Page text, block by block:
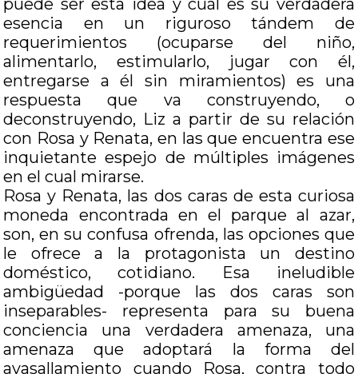
puede ser esta idea y cuál es su verdadera
esencia en un riguroso tándem de
requerimientos (ocuparse del niño,
alimentarlo, estimularlo, jugar con él,
entregarse a él sin miramientos) es una
respuesta que va construyendo, o
deconstruyendo, Liz a partir de su relación
con Rosa y Renata, en las que encuentra ese
inquietante espejo de múltiples imágenes
en el cual mirarse.
Rosa y Renata, las dos caras de esta curiosa
moneda encontrada en el parque al azar,
son, en su confusa ofrenda, las opciones que
le ofrece a la protagonista un destino
doméstico, cotidiano. Esa ineludible
ambigüedad -porque las dos caras son
inseparables- representa para su buena
conciencia una verdadera amenaza, una
amenaza que adoptará la forma del
avasallamiento cuando Rosa, contra todo